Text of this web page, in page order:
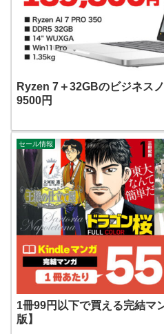
Ryzen 7＋32GBのビジネス
9500円
セール情報
1冊99円以下で買える完結マ
版】